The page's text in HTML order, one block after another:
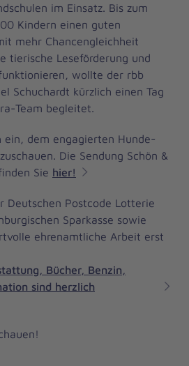
im Einsatz. Bis zum
Kindern einen guten
mehr Chancengleichheit
tierische Leseförderung und
wollte der rbb
Schuchardt kürzlich einen Tag
Team begleitet.
ein, dem engagierten Hunde-
Die Sendung Schön &
Sie hier!
Deutschen Postcode Lotterie
Sparkasse sowie
ehrenamtliche Arbeit erst
Bücher, Benzin,
sind herzlich